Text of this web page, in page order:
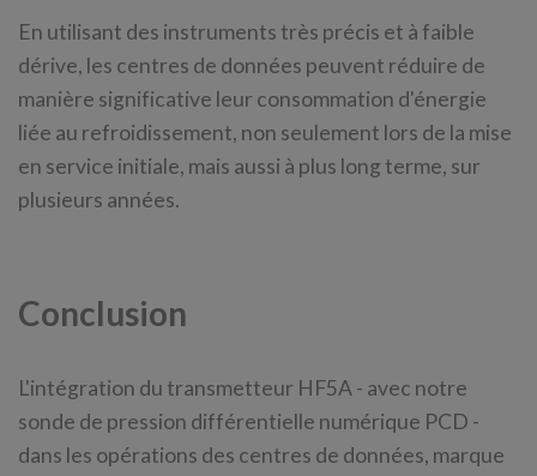
En utilisant des instruments très précis et à faible
dérive, les centres de données peuvent réduire de
manière significative leur consommation d'énergie
liée au refroidissement, non seulement lors de la mise
en service initiale, mais aussi à plus long terme, sur
plusieurs années.
Conclusion
L'intégration du transmetteur HF5A - avec notre
sonde de pression différentielle numérique PCD -
dans les opérations des centres de données, marque